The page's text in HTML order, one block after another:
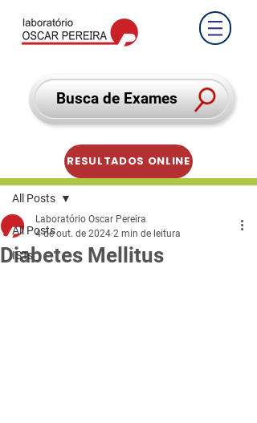
Busca de Exames
RESULTADOS ONLINE
All Posts
ISTs
All Posts
Diabetes Mellitus
Laboratório Oscar Pereira
4 de out. de 2024 2 min de leitura